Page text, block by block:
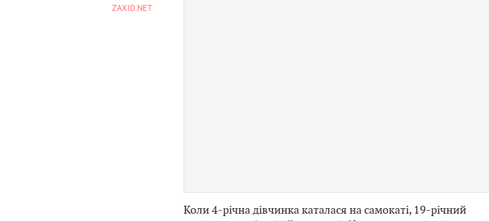
ZAXID.NET
Коли 4-річна дівчинка каталася на самокаті, 19-річний